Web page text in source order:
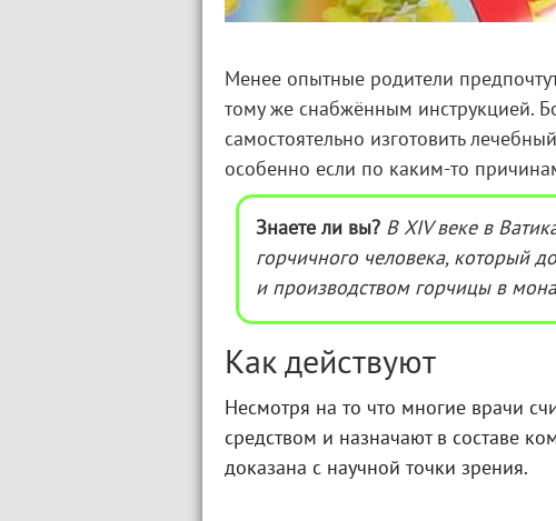
Менее опытные родители
тому же снабжённым инструкцией.
самостоятельно изготовить
особенно если по каким-то
Знаете ли вы? В XIV веке в
горчичного человека, который
и производством горчицы в
Как действуют
Несмотря на то что многие врачи
средством и назначают в составе
доказана с научной точки зрения.